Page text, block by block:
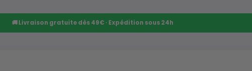
🚚 Livraison gratuite dès 49€ · Expédition sous 24h